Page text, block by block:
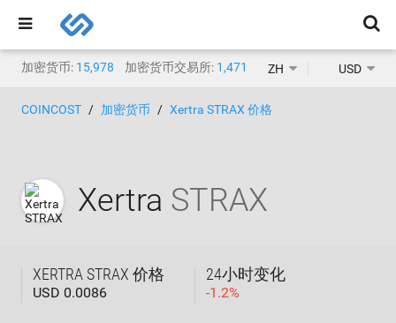
加密货币: 15,978 加密货币交易所: 1,471 ZH USD
COINCOST 加密货币 Xertra STRAX 价格
Xertra STRAX
XERTRA STRAX 价格
USD 0.0086
24小时变化
-1.2%